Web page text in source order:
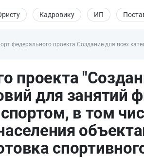
Кадровику ИП
федерального проекта Создание для всех
проекта
для занятий
в том